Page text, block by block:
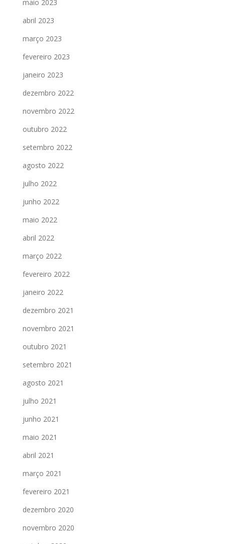
maio 2023
abril 2023
março 2023
fevereiro 2023
janeiro 2023
dezembro 2022
novembro 2022
outubro 2022
setembro 2022
agosto 2022
julho 2022
junho 2022
maio 2022
abril 2022
março 2022
fevereiro 2022
janeiro 2022
dezembro 2021
novembro 2021
outubro 2021
setembro 2021
agosto 2021
julho 2021
junho 2021
maio 2021
abril 2021
março 2021
fevereiro 2021
dezembro 2020
novembro 2020